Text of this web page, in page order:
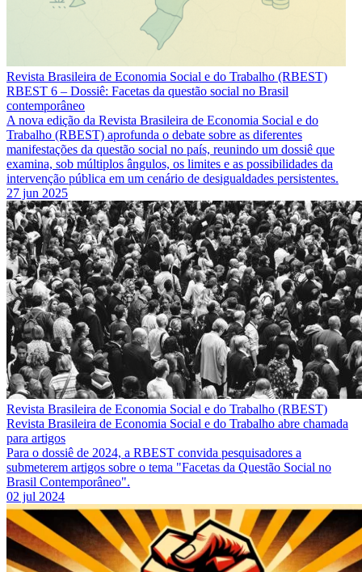
Revista Brasileira de Economia Social e do Trabalho (RBEST)
RBEST 6 – Dossiê: Facetas da questão social no Brasil
contemporâneo
A nova edição da Revista Brasileira de Economia Social e do
Trabalho (RBEST) aprofunda o debate sobre as diferentes
manifestações da questão social no país, reunindo um dossiê que
examina, sob múltiplos ângulos, os limites e as possibilidades da
intervenção pública em um cenário de desigualdades persistentes.
27 jun 2025
Revista Brasileira de Economia Social e do Trabalho (RBEST)
Revista Brasileira de Economia Social e do Trabalho abre chamada
para artigos
Para o dossiê de 2024, a RBEST convida pesquisadores a
submeterem artigos sobre o tema "Facetas da Questão Social no
Brasil Contemporâneo".
02 jul 2024